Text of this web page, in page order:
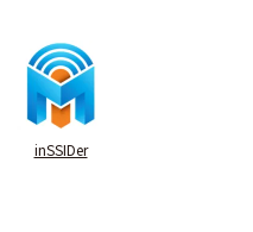
inSSIDer